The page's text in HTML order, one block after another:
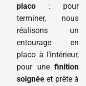
placo : pour
terminer, nous
réalisons un
entourage en
placo à l’intérieur,
pour une finition
soignée et prête à